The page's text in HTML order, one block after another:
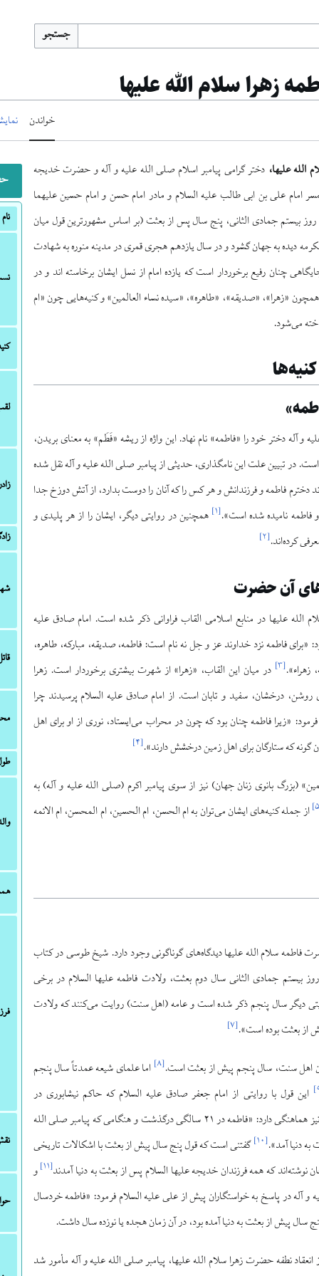
جستجو
زهرا سلام الله علیها
خواندن
نام
الله علیها، دختر گرامی پیامبر اسلام صلی الله علیه و آله و حضرت خدیجه
امام علی بن ابی طالب علیه السلام و مادر امام حسن و امام حسین علیهما
بیستم جمادی الثانی، پنج سال پس از بعثت (بر اساس مشهورترین قول میان
دیده به جهان گشود و در سال یازدهم هجری قمری در مدینه منوره به شهادت
چنان رفیع برخوردار است که یازده امام از نسل ایشان برخاسته اند و در
همچون «زهرا»، «صدیقه»، «طاهره»، «سیده نساء العالمین» و کنیه‌هایی چون «ام
می‌شود.
و آله دختر خود را «فاطمه» نام نهاد. این واژه از ریشه «فَطَم» به معنای بریدن،
در تبیین علت این نامگذاری، حدیثی از پیامبر صلی الله علیه و آله نقل شده
فاطمه و فرزندانش و هر کس را که آنان را دوست بدارد، از آتش دوزخ جدا
فاطمه نامیده شده است».[۱] همچنین در روایتی دیگر، ایشان را از هر پلیدی و
کرده‌اند.[۲]
آن حضرت
الله علیها در منابع اسلامی القاب فراوانی ذکر شده است. امام صادق علیه
«برای فاطمه نزد خداوند عز و جل نه نام است: فاطمه، صدیقه، مبارکه، طاهره،
زهراء».[۳] در میان این القاب، «زهرا» از شهرت بیشتری برخوردار است. زهرا
روشن، درخشان، سفید و تابان است. از امام صادق علیه السلام پرسیدند چرا
فرمود: «زیرا فاطمه چنان بود که چون در محراب می‌ایستاد، نوری از او برای اهل
که ستارگان برای اهل زمین درخشش دارند».[۴]
(بزرگ بانوی زنان جهان) نیز از سوی پیامبر اکرم (صلی الله علیه و آله) به
]از جمله کنیه‌های ایشان می‌توان به ام الحسن، ام الحسین، ام المحسن، ام الائمه
فاطمه سلام الله علیها دیدگاه‌های گوناگونی وجود دارد. شیخ طوسی در کتاب
بیستم جمادی الثانی سال دوم بعثت، ولادت فاطمه علیها السلام در برخی
دیگر سال پنجم ذکر شده است و عامه (اهل سنت) روایت می‌کنند که ولادت
بعثت بوده است».[۷]
اهل سنت، سال پنجم پیش از بعثت است.[۸] اما علمای شیعه عمدتاً سال پنجم
] این قول با روایتی از امام جعفر صادق علیه السلام که حاکم نیشابوری در
المستدرک آورده است نیز هماهنگی دارد: «فاطمه در ۲۱ سالگی درگذشت و هنگامی که پیامبر صلی الله
[۱۰]گفتنی است که قول پنج سال پیش از بعثت با اشکالات تاریخی
نوشته‌اند که همه فرزندان خدیجه علیها السلام پس از بعثت به دنیا آمدند[۱۱]و
و آله در پاسخ به خواستگاران پیش از علی علیه السلام فرمود: «فاطمه خردسال
سال پیش از بعثت به دنیا آمده بود، در آن زمان هجده یا نوزده سال داشت.
انعقاد نطفه حضرت زهرا سلام الله علیها، پیامبر صلی الله علیه و آله مأمور شد